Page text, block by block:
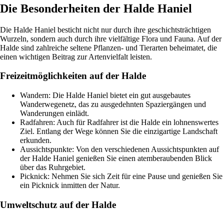
Die Besonderheiten der Halde Haniel
Die Halde Haniel besticht nicht nur durch ihre geschichtsträchtigen
Wurzeln, sondern auch durch ihre vielfältige Flora und Fauna. Auf der
Halde sind zahlreiche seltene Pflanzen- und Tierarten beheimatet, die
einen wichtigen Beitrag zur Artenvielfalt leisten.
Freizeitmöglichkeiten auf der Halde
Wandern: Die Halde Haniel bietet ein gut ausgebautes
Wanderwegenetz, das zu ausgedehnten Spaziergängen und
Wanderungen einlädt.
Radfahren: Auch für Radfahrer ist die Halde ein lohnenswertes
Ziel. Entlang der Wege können Sie die einzigartige Landschaft
erkunden.
Aussichtspunkte: Von den verschiedenen Aussichtspunkten auf
der Halde Haniel genießen Sie einen atemberaubenden Blick
über das Ruhrgebiet.
Picknick: Nehmen Sie sich Zeit für eine Pause und genießen Sie
ein Picknick inmitten der Natur.
Umweltschutz auf der Halde